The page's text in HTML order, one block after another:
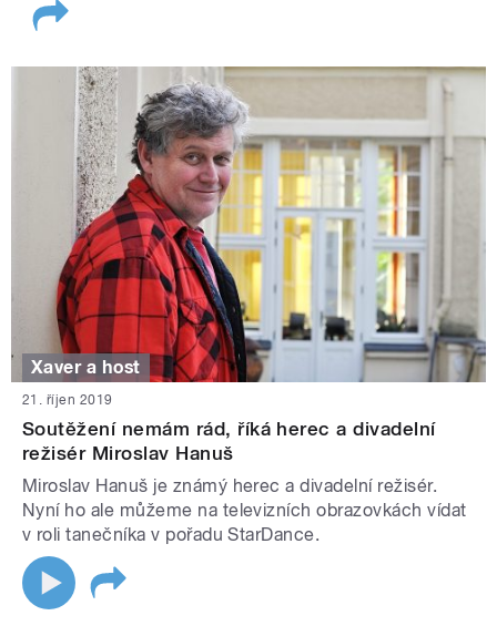
Xaver a host
21. říjen 2019
Soutěžení nemám rád, říká herec a divadelní
režisér Miroslav Hanuš
Miroslav Hanuš je známý herec a divadelní režisér.
Nyní ho ale můžeme na televizních obrazovkách vídat
v roli tanečníka v pořadu StarDance.